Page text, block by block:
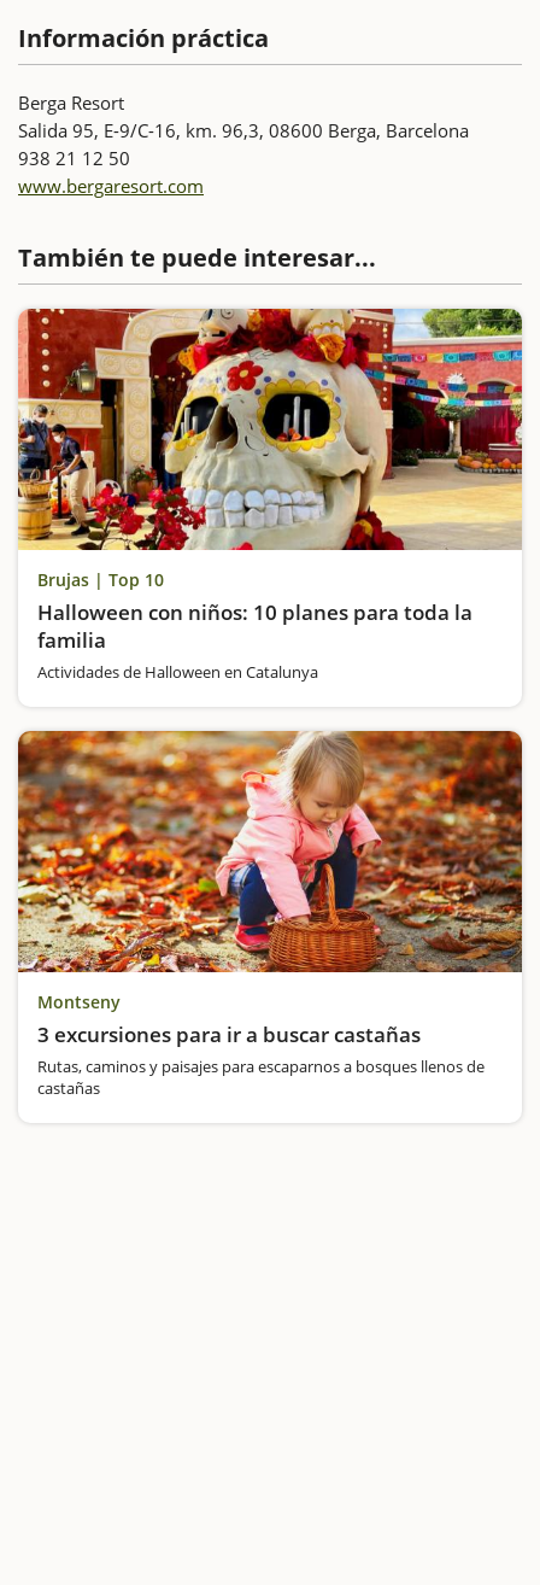
Información práctica
Berga Resort
Salida 95, E-9/C-16, km. 96,3, 08600 Berga, Barcelona
938 21 12 50
www.bergaresort.com
También te puede interesar...
Brujas | Top 10
Halloween con niños: 10 planes para toda la
familia
Actividades de Halloween en Catalunya
Montseny
3 excursiones para ir a buscar castañas
Rutas, caminos y paisajes para escaparnos a bosques llenos de
castañas